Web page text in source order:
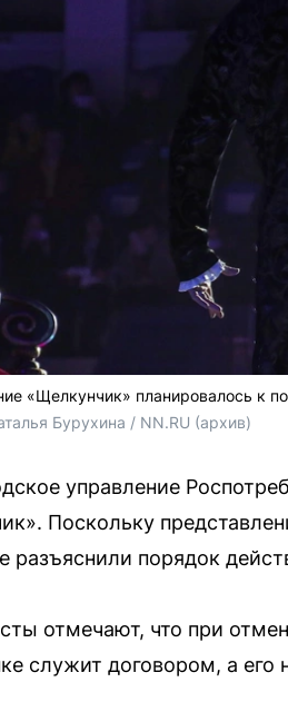
«Щелкунчик» планировалось к
Бурухина / NN.RU (архив)
управление
Поскольку
разъяснили порядок
отмечают, что при
служит договором, а